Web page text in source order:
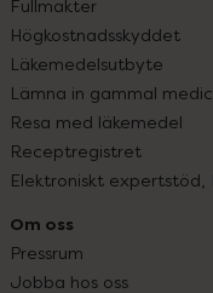
Fullmakter
Högkostnadsskyddet
Läkemedelsutbyte
Lämna in gammal
Resa med läkemedel
Receptregistret
Elektroniskt expertstöd,
Om oss
Pressrum
Jobba hos oss